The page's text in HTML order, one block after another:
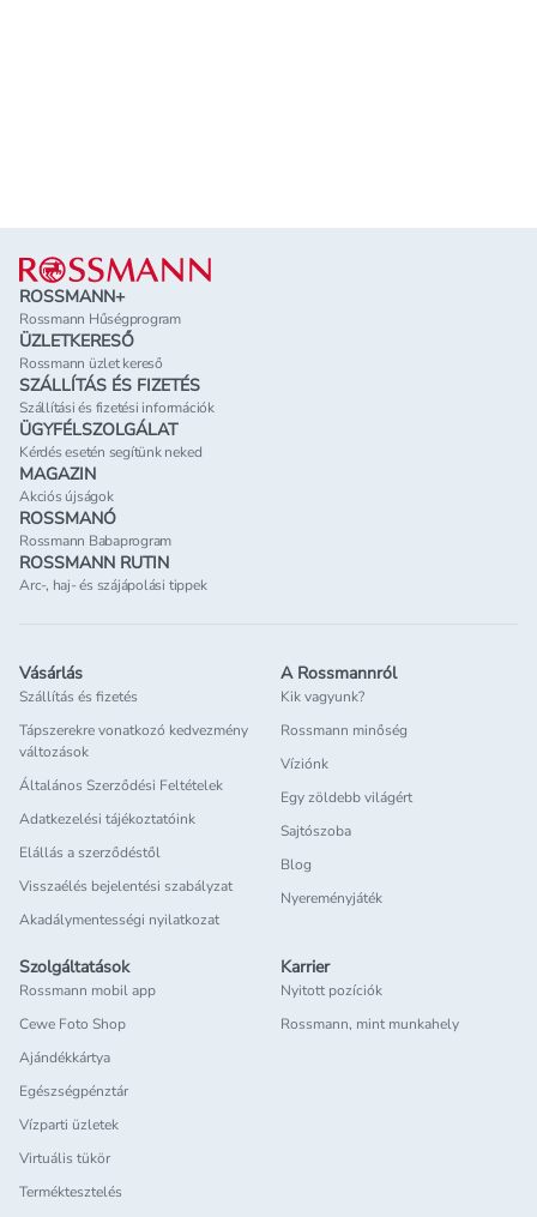
Lábléc
ROSSMANN+
Rossmann Hűségprogram
ÜZLETKERESŐ
Rossmann üzlet kereső
SZÁLLÍTÁS ÉS FIZETÉS
Szállítási és fizetési információk
ÜGYFÉLSZOLGÁLAT
Kérdés esetén segítünk neked
MAGAZIN
Akciós újságok
ROSSMANÓ
Rossmann Babaprogram
ROSSMANN RUTIN
Arc-, haj- és szájápolási tippek
Vásárlás
Szállítás és fizetés
Tápszerekre vonatkozó kedvezmény
változások
Általános Szerződési Feltételek
Adatkezelési tájékoztatóink
Elállás a szerződéstől
Visszaélés bejelentési szabályzat
Akadálymentességi nyilatkozat
A Rossmannról
Kik vagyunk?
Rossmann minőség
Víziónk
Egy zöldebb világért
Sajtószoba
Blog
Nyereményjáték
Szolgáltatások
Rossmann mobil app
Cewe Foto Shop
Ajándékkártya
Egészségpénztár
Vízparti üzletek
Virtuális tükör
Terméktesztelés
Karrier
Nyitott pozíciók
Rossmann, mint munkahely